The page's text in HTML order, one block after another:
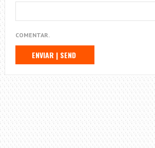
COMENTAR.